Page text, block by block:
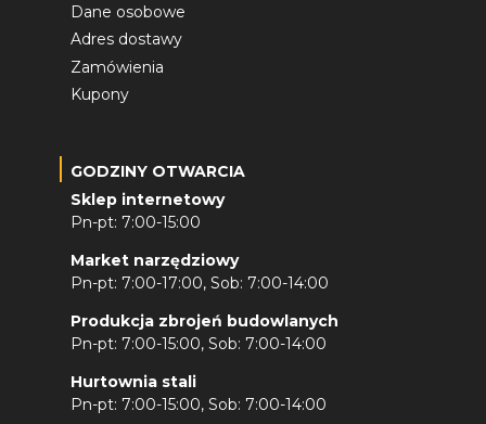
Dane osobowe
Adres dostawy
Zamówienia
Kupony
GODZINY OTWARCIA
Sklep internetowy
Pn-pt: 7:00-15:00
Market narzędziowy
Pn-pt: 7:00-17:00, Sob: 7:00-14:00
Produkcja zbrojeń budowlanych
Pn-pt: 7:00-15:00, Sob: 7:00-14:00
Hurtownia stali
Pn-pt: 7:00-15:00, Sob: 7:00-14:00